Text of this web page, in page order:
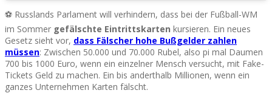
⚽ Russlands Parlament will verhindern, dass bei der Fußball-WM
im Sommer gefälschte Eintrittskarten kursieren. Ein neues
Gesetz sieht vor, dass Fälscher hohe Bußgelder zahlen
müssen: Zwischen 50.000 und 70.000 Rubel, also pi mal Daumen
700 bis 1000 Euro, wenn ein einzelner Mensch versucht, mit Fake-
Tickets Geld zu machen. Ein bis anderthalb Millionen, wenn ein
ganzes Unternehmen Karten fälscht.